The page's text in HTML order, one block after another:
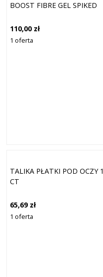
BOOST FIBRE GEL SPIKED
110,00 zł
1 oferta
TALIKA PŁATKI POD OCZY 1
CT
65,69 zł
1 oferta